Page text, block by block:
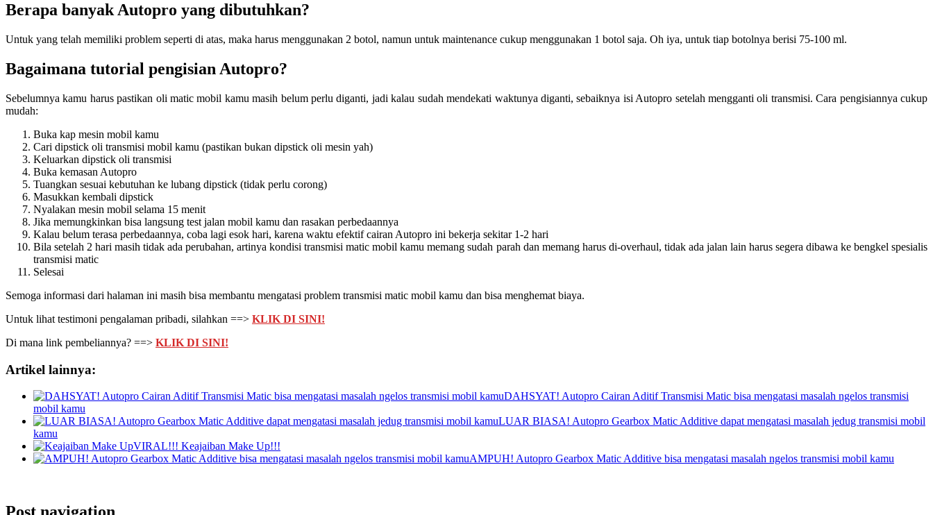
Berapa banyak Autopro yang dibutuhkan?
Untuk yang telah memiliki problem seperti di atas, maka harus menggunakan 2 botol, namun untuk maintenance cukup menggunakan 1 botol saja. Oh iya, untuk tiap botolnya berisi 75-100 ml.
Bagaimana tutorial pengisian Autopro?
Sebelumnya kamu harus pastikan oli matic mobil kamu masih belum perlu diganti, jadi kalau sudah mendekati waktunya diganti, sebaiknya isi Autopro setelah mengganti oli transmisi. Cara pengisiannya cukup
mudah:
Buka kap mesin mobil kamu
Cari dipstick oli transmisi mobil kamu (pastikan bukan dipstick oli mesin yah)
Keluarkan dipstick oli transmisi
Buka kemasan Autopro
Tuangkan sesuai kebutuhan ke lubang dipstick (tidak perlu corong)
Masukkan kembali dipstick
Nyalakan mesin mobil selama 15 menit
Jika memungkinkan bisa langsung test jalan mobil kamu dan rasakan perbedaannya
Kalau belum terasa perbedaannya, coba lagi esok hari, karena waktu efektif cairan Autopro ini bekerja sekitar 1-2 hari
Bila setelah 2 hari masih tidak ada perubahan, artinya kondisi transmisi matic mobil kamu memang sudah parah dan memang harus di-overhaul, tidak ada jalan lain harus segera dibawa ke bengkel spesialis
transmisi matic
Selesai
Semoga informasi dari halaman ini masih bisa membantu mengatasi problem transmisi matic mobil kamu dan bisa menghemat biaya.
Untuk lihat testimoni pengalaman pribadi, silahkan ==> KLIK DI SINI!
Di mana link pembeliannya? ==> KLIK DI SINI!
Artikel lainnya:
DAHSYAT! Autopro Cairan Aditif Transmisi Matic bisa mengatasi masalah ngelos transmisi
mobil kamu
LUAR BIASA! Autopro Gearbox Matic Additive dapat mengatasi masalah jedug transmisi mobil
kamu
VIRAL!!! Keajaiban Make Up!!!
AMPUH! Autopro Gearbox Matic Additive bisa mengatasi masalah ngelos transmisi mobil kamu